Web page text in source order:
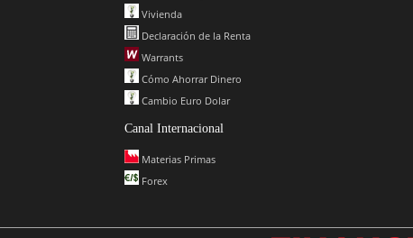
Vivienda
Declaración de la Renta
Warrants
Cómo Ahorrar Dinero
Cambio Euro Dolar
Canal Internacional
Materias Primas
Forex